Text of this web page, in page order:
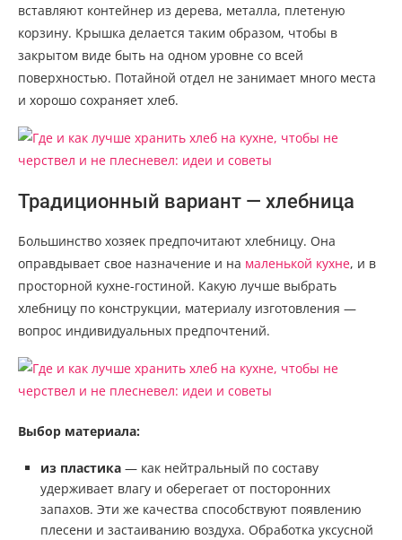
вставляют контейнер из дерева, металла, плетеную
корзину. Крышка делается таким образом, чтобы в
закрытом виде быть на одном уровне со всей
поверхностью. Потайной отдел не занимает много места
и хорошо сохраняет хлеб.
Традиционный вариант — хлебница
Большинство хозяек предпочитают хлебницу. Она
оправдывает свое назначение и на маленькой кухне, и в
просторной кухне-гостиной. Какую лучше выбрать
хлебницу по конструкции, материалу изготовления —
вопрос индивидуальных предпочтений.
Выбор материала:
из пластика — как нейтральный по составу
удерживает влагу и оберегает от посторонних
запахов. Эти же качества способствуют появлению
плесени и застаиванию воздуха. Обработка уксусной